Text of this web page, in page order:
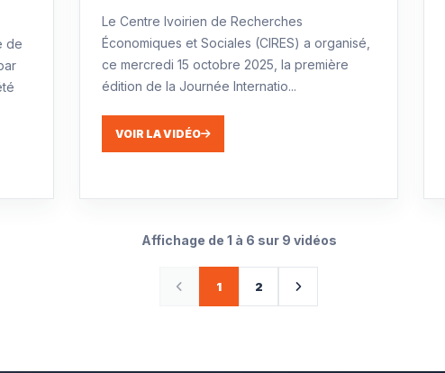
de
Le Centre Ivoirien de Recherches
Économiques et Sociales (CIRES) a organisé,
ce mercredi 15 octobre 2025, la première
édition de la Journée Internatio...
VOIR LA VIDÉO
Affichage de 1 à 6 sur 9 vidéos
1 2